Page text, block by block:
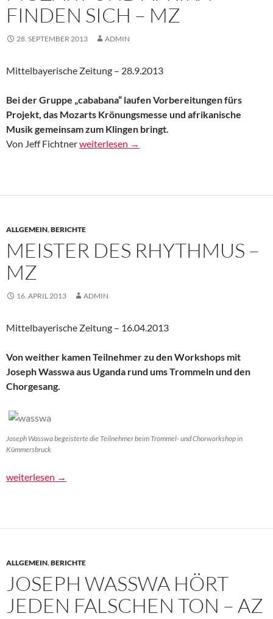
FINDEN SICH – MZ
28. SEPTEMBER 2013 ADMIN
Mittelbayerische Zeitung – 28.9.2013
Bei der Gruppe „cababana“ laufen Vorbereitungen fürs
Projekt, das Mozarts Krönungsmesse und afrikanische
Musik gemeinsam zum Klingen bringt.
Von Jeff FichtnerMozart und Afrika finden sich – MZ
weiterlesen →
ALLGEMEIN,BERICHTE
MEISTER DES RHYTHMUS –
MZ
16. APRIL 2013 ADMIN
Mittelbayerische Zeitung – 16.04.2013
Von weither kamen Teilnehmer zu den Workshops mit
Joseph Wasswa aus Uganda rund ums Trommeln und den
Chorgesang.
Joseph Wasswa begeisterte die Teilnehmer beim Trommel- und Chorworkshop in
Kümmersbruck
Meister des Rhythmus – MZ
weiterlesen →
ALLGEMEIN,BERICHTE
JOSEPH WASSWA HÖRT
JEDEN FALSCHEN TON – AZ